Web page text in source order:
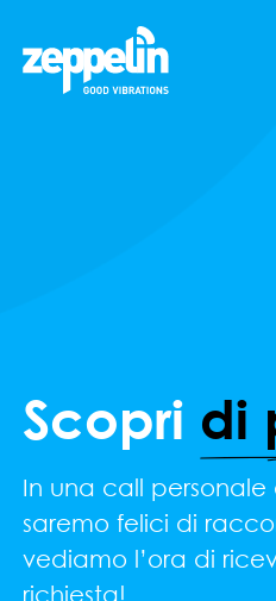
Scopri di
In una call personale
saremo felici di
vediamo l’ora di
richiesta!